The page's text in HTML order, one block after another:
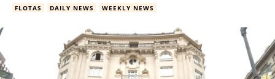
FLOTAS DAILY NEWS WEEKLY NEWS